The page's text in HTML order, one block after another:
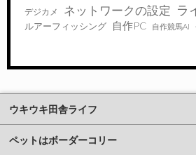
デジカメ ネットワークの設定 ラ
ルアーフィッシング 自作PC 自作競馬AI
ウキウキ田舎ライフ
ペットはボーダーコリー